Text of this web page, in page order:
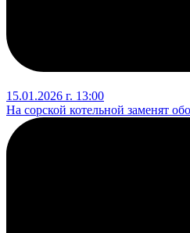
15.01.2026 г. 13:00
На сорской котельной заменят